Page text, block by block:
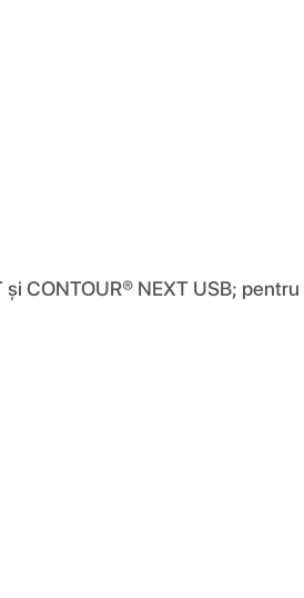
CONTOUR® NEXT USB;